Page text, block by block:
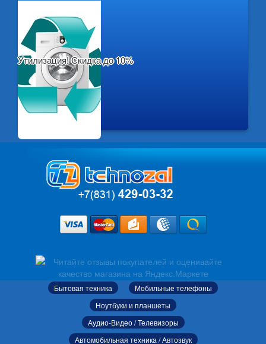
Утилизация! Скидка до 10%
Бытовая техника
Мобильные телефоны
Ноутбуки и планшеты
Аудио-Видео / Телевизоры
Автомобильная техника / Автозвук